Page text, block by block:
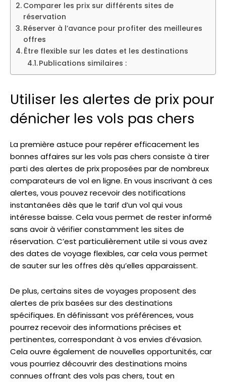
Comparer les prix sur différents sites de
réservation
Réserver à l’avance pour profiter des meilleures
offres
Être flexible sur les dates et les destinations
Publications similaires :
Utiliser les alertes de prix pour
dénicher les vols pas chers
La première astuce pour repérer efficacement les
bonnes affaires sur les vols pas chers consiste à tirer
parti des alertes de prix proposées par de nombreux
comparateurs de vol en ligne. En vous inscrivant à ces
alertes, vous pouvez recevoir des notifications
instantanées dès que le tarif d’un vol qui vous
intéresse baisse. Cela vous permet de rester informé
sans avoir à vérifier constamment les sites de
réservation. C’est particulièrement utile si vous avez
des dates de voyage flexibles, car cela vous permet
de sauter sur les offres dès qu’elles apparaissent.
De plus, certains sites de voyages proposent des
alertes de prix basées sur des destinations
spécifiques. En définissant vos préférences, vous
pourrez recevoir des informations précises et
pertinentes, correspondant à vos envies d’évasion.
Cela ouvre également de nouvelles opportunités, car
vous pourriez découvrir des destinations moins
connues offrant des vols pas chers, tout en